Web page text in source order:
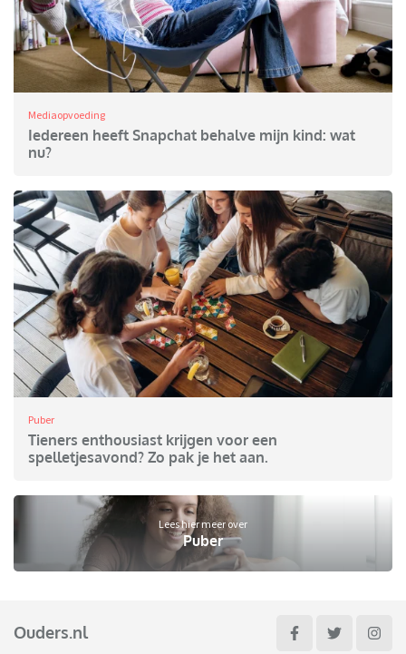
Mediaopvoeding
Iedereen heeft Snapchat behalve mijn kind: wat
nu?
Puber
Tieners enthousiast krijgen voor een
spelletjesavond? Zo pak je het aan.
Lees hier meer over
Puber
Ouders.nl